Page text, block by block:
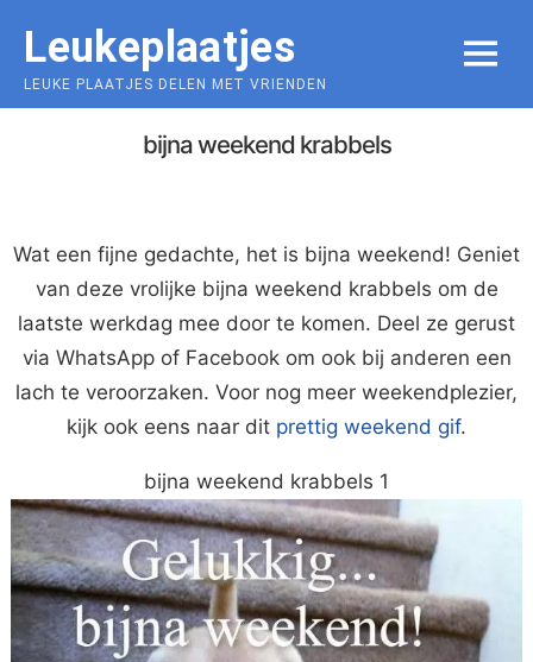
content
Leukeplaatjes
LEUKE PLAATJES DELEN MET VRIENDEN
MENU
bijna weekend krabbels
Wat een fijne gedachte, het is bijna weekend! Geniet
van deze vrolijke bijna weekend krabbels om de
laatste werkdag mee door te komen. Deel ze gerust
via WhatsApp of Facebook om ook bij anderen een
lach te veroorzaken. Voor nog meer weekendplezier,
kijk ook eens naar dit prettig weekend gif.
bijna weekend krabbels 1